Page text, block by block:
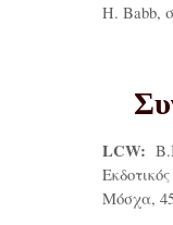
H. Babb,
LCW:
Μόσχα,